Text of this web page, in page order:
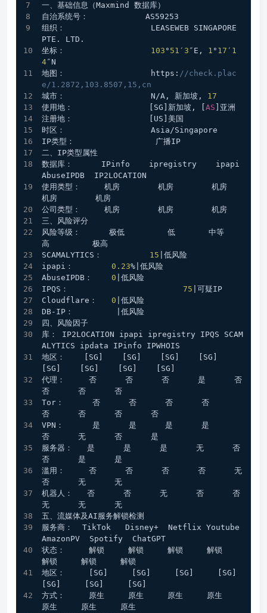
一、基础信息（Maxmind 数据库）
自治系统号：            AS59253
组织：                  LEASEWEB SINGAPORE
PTE. LTD.
坐标： 103 ° 51 ′ 3 ″E, 1 ° 17 ′ 1
4″N
地图：                  https: //check.plac
e/1.2872,103.8507,15,cn
城市：                  N/A, 新加坡, 17
使用地：                [SG]新加坡, [ AS ]亚洲
注册地：                [US]美国
时区：                  Asia/Singapore
IP类型：                 广播IP
二、IP类型属性
数据库：      IPinfo    ipregistry    ipapi
AbuseIPDB  IP2LOCATION
使用类型：     机房        机房        机房
机房        机房
三、风险评分
风险等级：      极低         低       中等
高         极高
SCAMALYTICS： 15 |低风险
ipapi： 0.23%|低风险
AbuseIPDB： 0 |低风险
IPQS： 75 |可疑IP
Cloudflare： 0 |低风险
DB-IP：         |低风险
四、风险因子
库： IP2LOCATION ipapi ipregistry IPQS SCAM
ALYTICS ipdata IPinfo IPWHOIS
地区：    [SG]    [SG]    [SG]    [SG]
[SG]    [SG]    [SG]    [SG]
代理：     否      否      否      是      否
否      否      否
Tor：      否      否      否      否
否      否      否      否
VPN：      是      是      是      是
否      无      否      是
服务器：   是      是      是      无      否
否      是      是
滥用：     否      否      否      否      无
否      无      无
机器人：   否      否      无      否      否
无      无      无
五、流媒体及AI服务解锁检测
服务商：  TikTok   Disney+  Netflix Youtube
AmazonPV  Spotify  ChatGPT
状态：     解锁     解锁     解锁     解锁
解锁     解锁     解锁
地区：     [SG]     [SG]     [SG]     [SG]
[SG]     [SG]     [SG]
方式：     原生     原生     原生     原生
原生     原生     原生